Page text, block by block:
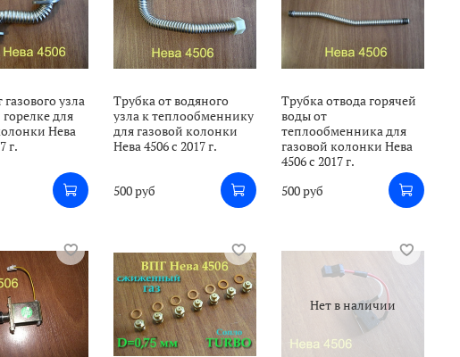
узла
горелке для
Нева
г.
Трубка от водяного
узла к теплообменнику
для газовой колонки
Нева 4506 с 2017 г.
500 руб
Трубка отвода горячей
воды от
теплообменника для
газовой колонки Нева
4506 с 2017 г.
500 руб
Нет в наличии